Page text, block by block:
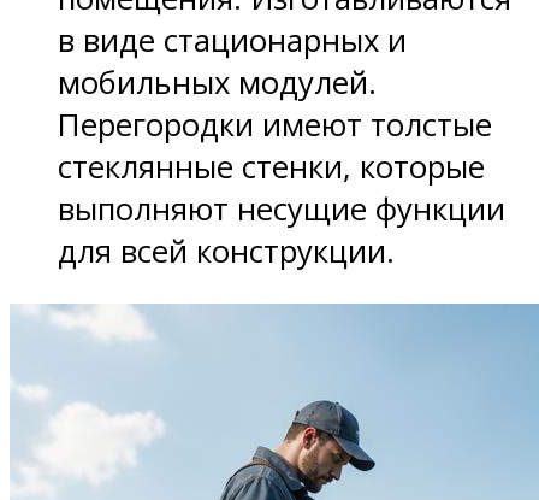
в виде стационарных и
мобильных модулей.
Перегородки имеют толстые
стеклянные стенки, которые
выполняют несущие функции
для всей конструкции.